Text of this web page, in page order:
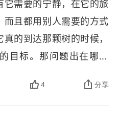
需要的宁静，在它的旅
而且都用别人需要的方式
的到达那颗树的时候，
目标。那问题出在哪儿
世界上存在一种能解决
4 分享